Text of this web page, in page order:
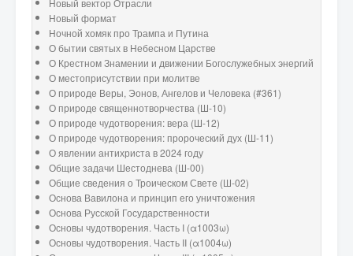
Новый формат
Ночной хомяк про Трампа и Путина
О бытии святых в Небесном Царстве
О Крестном Знамении и движении Богослужебных энергий
О местоприсутствии при молитве
О природе Веры, Эонов, Ангелов и Человека (#361)
О природе священнотворчества (Ш-10)
О природе чудотворения: вера (Ш-12)
О природе чудотворения: пророческий дух (Ш-11)
О явлении антихриста в 2024 году
Общие задачи Шестоднева (Ш-00)
Общие сведения о Троическом Свете (Ш-02)
Основа Вавилона и принцип его уничтожения
Основа Русской Государственности
Основы чудотворения. Часть I (α1003ω)
Основы чудотворения. Часть II (α1004ω)